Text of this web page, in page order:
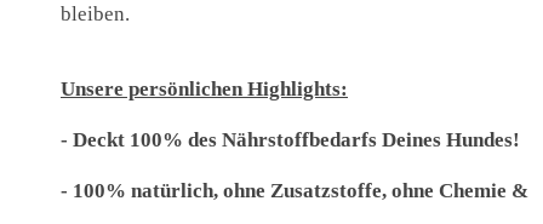
bleiben.
Unsere persönlichen Highlights:
- Deckt 100% des Nährstoffbedarfs Deines Hundes!
- 100% natürlich, ohne Zusatzstoffe, ohne Chemie &